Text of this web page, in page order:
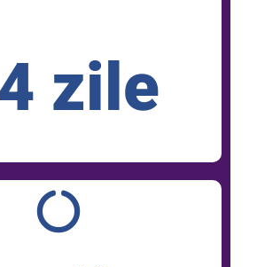
zile